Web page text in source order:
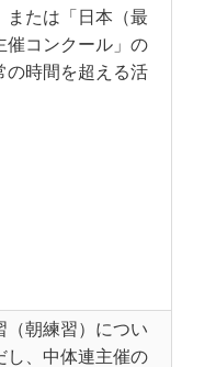
または「日本（最
催コンクール」の
の時間を超える活
（朝練習）につい
し、中体連主催の